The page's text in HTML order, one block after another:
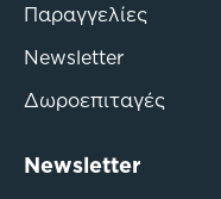
Παραγγελίες
Newsletter
Δωροεπιταγές
Newsletter